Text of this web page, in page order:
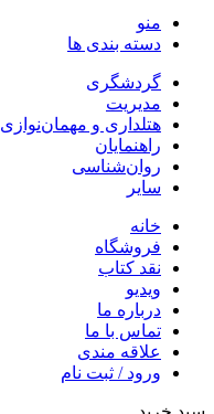
منو
دسته بندی ها
گردشگری
مدیریت
هتلداری و مهمان‌نوازی
راهنمایان
روان‌شناسی
سایر
خانه
فروشگاه
نقد کتاب
ویدیو
درباره‌ ما
تماس با ما
علاقه مندی
ورود / ثبت نام